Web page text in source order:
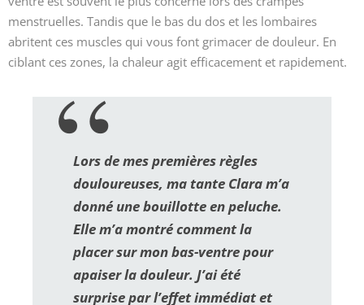
menstruelles. Tandis que le bas du dos et les lombaires
abritent ces muscles qui vous font grimacer de douleur. En
ciblant ces zones, la chaleur agit efficacement et rapidement.
Lors de mes premières règles
douloureuses, ma tante Clara m’a
donné une bouillotte en peluche.
Elle m’a montré comment la
placer sur mon bas-ventre pour
apaiser la douleur. J’ai été
surprise par l’effet immédiat et